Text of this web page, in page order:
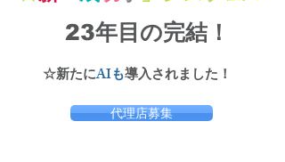
23年目の完結！
​☆新たにAIも導入されました！
代理店募集